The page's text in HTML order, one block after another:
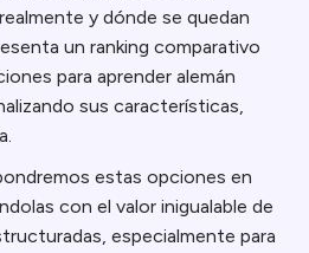
y dónde se quedan
un ranking comparativo
para aprender alemán
sus características,
estas opciones en
con el valor inigualable de
especialmente para